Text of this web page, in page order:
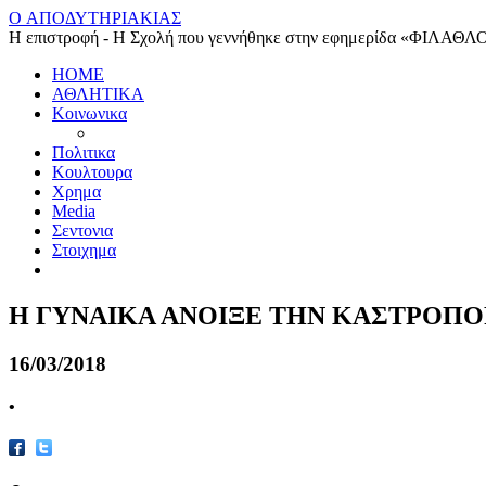
O ΑΠΟΔΥΤΗΡΙΑΚΙΑΣ
Η επιστροφή - Η Σχολή που γεννήθηκε στην εφημερίδα
HOME
ΑΘΛΗΤΙΚΑ
Κοινωνικα
Πολιτικα
Κουλτουρα
Χρημα
Media
Σεντονια
Στοιχημα
Η ΓΥΝΑΙΚΑ ΑΝΟΙΞΕ ΤΗΝ
16/03/2018
•